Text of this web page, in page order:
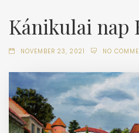
Kánikulai nap
NOVEMBER 23, 2021 NO